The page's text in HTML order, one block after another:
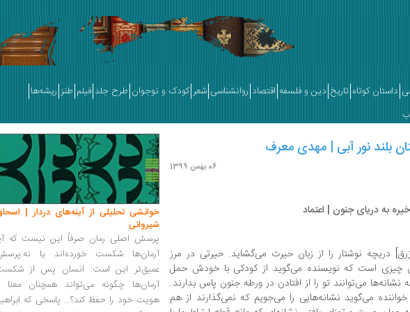
داستان کوتاه تاریخ دین و فلسفه اقتصاد روانشناسی شعر کودک و نوجوان طرح جلد فیلم طنز ریشه‌ها
بلند نور آبی | مهدی معرف
06 بهمن 1399
به دریای جنون | اعتماد
دریچه نوشتار را از زبان حیرت می‌گشاید. حیرتی در مرز
چیزی است که نویسنده می‌گوید از کودکی با خودش حمل
می‌توانند تو را از افتادن در ورطه جنون پاس بدارند.
خواننده می‌گوید نشانه‌هایی را می‌جویم که نمی‌گذارند از هم
خوانشی تحلیلی از آینه‌های دردار |
شیروانی
پرسش اصلی رمان صرفاً این نیست که
آرمان‌ها شکست خورده‌اند یا
عمیق‌تر این است: انسان پس از
آرمان‌ها چگونه می‌تواند همچنان معنا
هویت خود را حفظ کند؟... پاسخی که